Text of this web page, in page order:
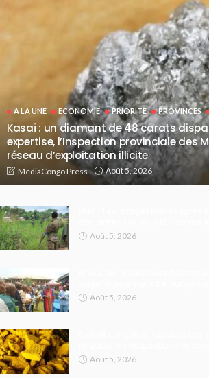
A LA UNE ECONOMIE PRIORITE PROVINCES
Kasaï : un diamant de 48 carats
expertise, l’Inspection provinciale des
réseau d’exploitation illicite
MediaCongo Press Août 5, 2026
Août 5, 2026
Août 5, 2026
Août 5, 2026